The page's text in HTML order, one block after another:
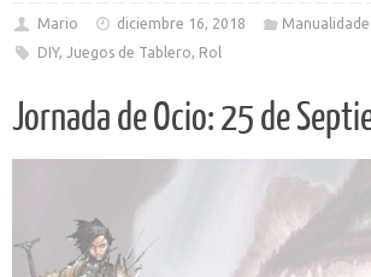
Mario diciembre 16, 2018
DIY, Juegos de Tablero, Rol
Jornada de Ocio: 25 de